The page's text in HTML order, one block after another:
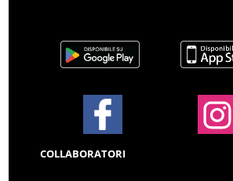
COLLABORATORI